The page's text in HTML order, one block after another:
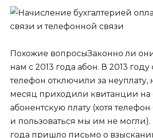
Похожие вопросыЗаконно ли
нам с 2013 года абон. В 2013
телефон отключили за
месяц приходили квитанции на
абонентскую плату (хотя
и пользоваться мы им не могли).
года пришло письмо о